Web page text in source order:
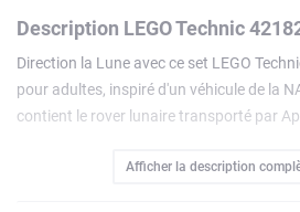
Description LEGO Technic
Direction la Lune avec ce set LEGO
pour adultes, inspiré d'un véhicule de la
contient le rover lunaire transporté par
les équipements et testez la direction et
Afficher la description